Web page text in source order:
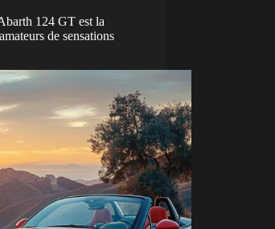
124 GT est la
de sensations